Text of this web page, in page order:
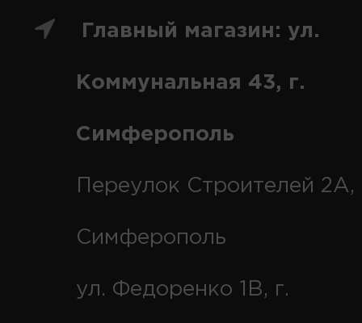
Главный магазин: ул.
Коммунальная 43, г.
Симферополь
Переулок Строителей 2А,
Симферополь
ул. Федоренко 1В, г.